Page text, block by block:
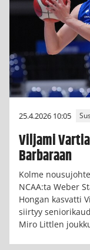
25.4.2026 10:05
Viljami
Barbaraan
Kolme
NCAA:ta Weber
Hongan kasvatti
siirtyy
Miro Littlen